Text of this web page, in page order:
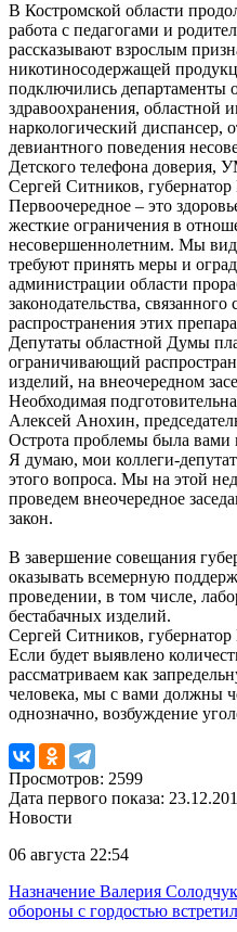
В Костромской области
работа с педагогами и
рассказывают взрослым
никотиносодержащей
подключились департаменты
здравоохранения, областной
наркологический диспансер,
девиантного поведения
Детского телефона доверия,
Сергей Ситников, губернатор
Первоочередное – это
жесткие ограничения в
несовершеннолетним. Мы
требуют принять меры и
администрации области
законодательства,
распространения этих
Депутаты областной Думы
ограничивающий
изделий, на внеочередном
Необходимая
Алексей Анохин,
Острота проблемы была вами
Я думаю, мои коллеги-
этого вопроса. Мы на этой
проведем внеочередное
закон.
В завершение совещания
оказывать всемерную
проведении, в том числе,
бестабачных изделий.
Сергей Ситников, губернатор
Если будет выявлено
рассматриваем как
человека, мы с вами должны
однозначно, возбуждение
Просмотров: 2599
Дата первого показа:
Новости
06 августа 22:54
Назначение Валерия
обороны с гордостью